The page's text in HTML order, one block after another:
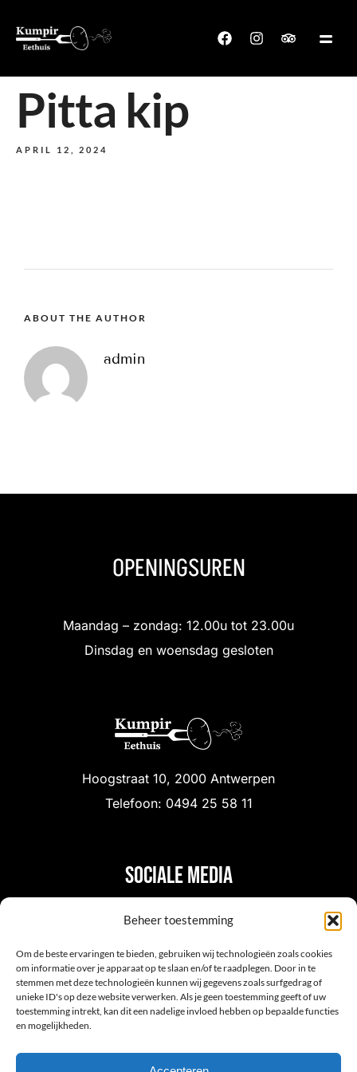
Beheer toestemming
Om de beste ervaringen te bieden, gebruiken wij technologieën zoals cookies
om informatie over je apparaat op te slaan en/of te raadplegen. Door in te
stemmen met deze technologieën kunnen wij gegevens zoals surfgedrag of
unieke ID's op deze website verwerken. Als je geen toestemming geeft of uw
toestemming intrekt, kan dit een nadelige invloed hebben op bepaalde functies
en mogelijkheden.
Pitta kip
APRIL 12, 2024
ABOUT THE AUTHOR
admin
OPENINGSUREN
Maandag – zondag: 12.00u tot 23.00u
Dinsdag en woensdag gesloten
Hoogstraat 10, 2000 Antwerpen
Telefoon: 0494 25 58 11
Sociale media